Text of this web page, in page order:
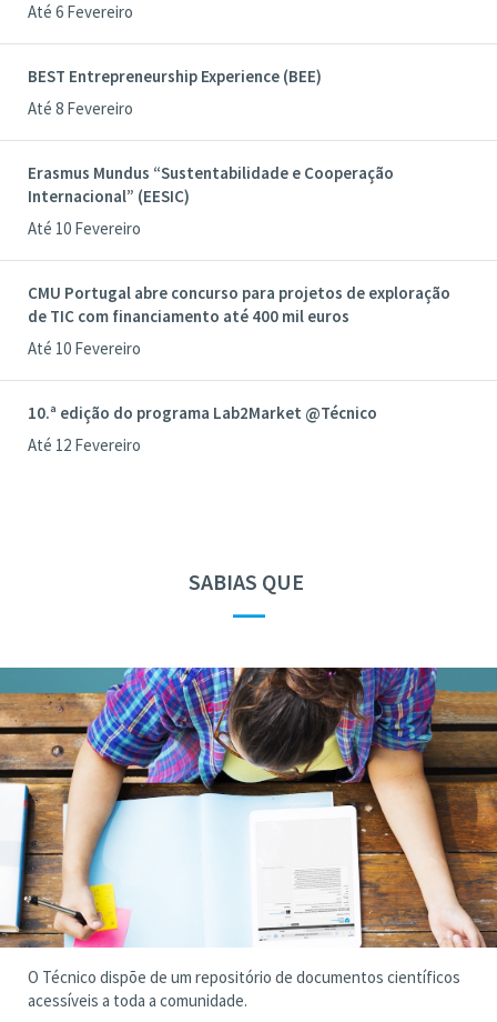
Até 6 Fevereiro
BEST Entrepreneurship Experience (BEE)
Até 8 Fevereiro
Erasmus Mundus “Sustentabilidade e Cooperação
Internacional” (EESIC)
Até 10 Fevereiro
CMU Portugal abre concurso para projetos de exploração
de TIC com financiamento até 400 mil euros
Até 10 Fevereiro
10.ª edição do programa Lab2Market @Técnico
Até 12 Fevereiro
SABIAS QUE
—
O Técnico dispõe de um repositório de documentos científicos
acessíveis a toda a comunidade.